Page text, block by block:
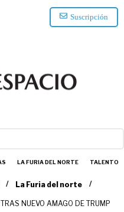
Suscripción
LA FURIA DEL NORTE TALENTO
/ La Furia del norte /
NUEVO AMAGO DE TRUMP